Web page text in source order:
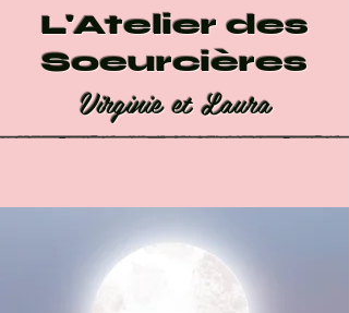
L'Atelier des
Soeurcières
Virginie et Laura